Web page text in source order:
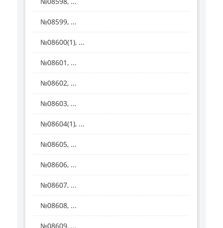
№08599, ...
№08600(1), ...
№08601, ...
№08602, ...
№08603, ...
№08604(1), ...
№08605, ...
№08606, ...
№08607, ...
№08608, ...
№08609, ...